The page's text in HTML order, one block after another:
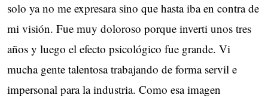
solo ya no me expresara sino que hasta iba en contra de
mi visión. Fue muy doloroso porque inverti unos tres
años y luego el efecto psicológico fue grande. Vi
mucha gente talentosa trabajando de forma servil e
impersonal para la industria. Como esa imagen